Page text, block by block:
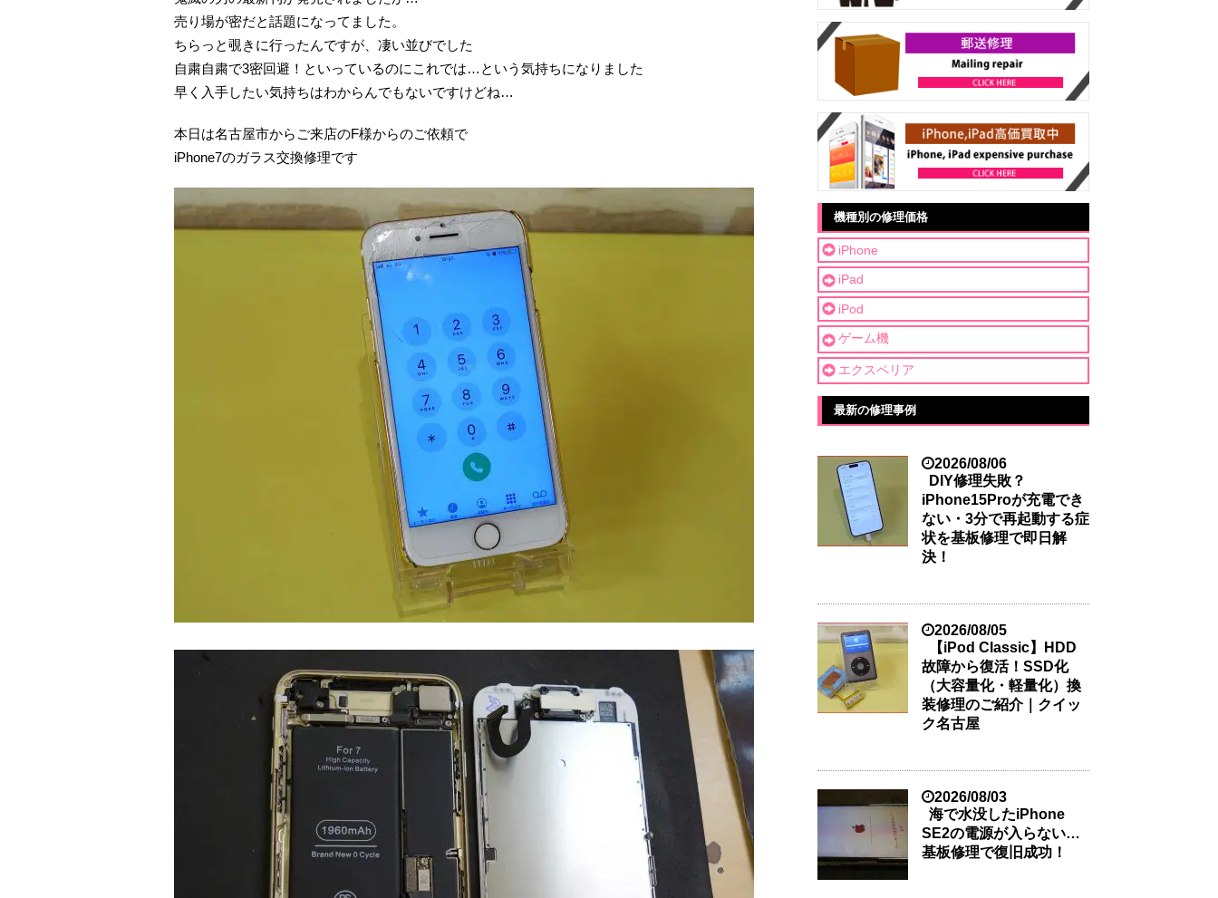
売り場が密だと話題になってました。
ちらっと覗きに行ったんですが、凄い並びでした
自粛自粛で3密回避！といっているのにこれでは…という気持ちになりました
早く入手したい気持ちはわからんでもないですけどね…
本日は名古屋市からご来店のF様からのご依頼で
iPhone7のガラス交換修理です
機種別の修理価格
iPhone
iPad
iPod
ゲーム機
エクスペリア
最新の修理事例
2026/08/06
DIY修理失敗？
iPhone15Proが充電でき
ない・3分で再起動する症
状を基板修理で即日解
決！
2026/08/05
【iPod Classic】HDD
故障から復活！SSD化
（大容量化・軽量化）換
装修理のご紹介｜クイッ
ク名古屋
2026/08/03
海で水没したiPhone
SE2の電源が入らない…
基板修理で復旧成功！